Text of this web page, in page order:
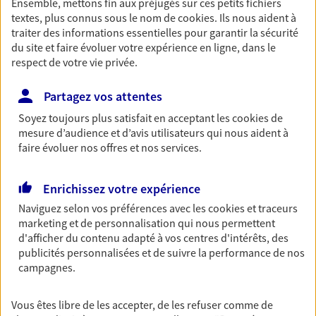
Découvrir les offres Épargne
Retraite
Préparez sereinement ce nouveau chapitre de
votre vie avec les conseils d'un expert. Découvrez
notre solution PER (Plan Epargne Retraite)
spécialement conçue pour la retraite.
Prévoyance
Pour un avenir serein, assurez-vous avec notre
contrat prévoyance. Préservez vos proches en cas
d'accident ou de maladie en optant pour les
garanties incapacité temporaire totale de travail,
Découvrir l'offre Prévoyance
textes, plus connus sous le nom decookies. Ils nous aident à
traiter des informations essentielles pour garantir la sécurité
du site et faire évoluer votre expérience en ligne, dans le
respect de votre vie privée.
Partagez vos attentes
Soyez toujours plus satisfait en acceptant lescookiesde
mesure d’audience et d’avis utilisateurs qui nous aident à
faire évoluer nos offres et nos services.
Enrichissez votre expérience
Naviguez selon vos préférences avec lescookies et traceurs
marketing et de personnalisation qui nous permettent
d'afficher du contenu adapté à vos centres d'intérêts, des
publicités personnalisées et de suivre la performance de nos
campagnes.
Vous êtes libre de les accepter, de les refuser comme de